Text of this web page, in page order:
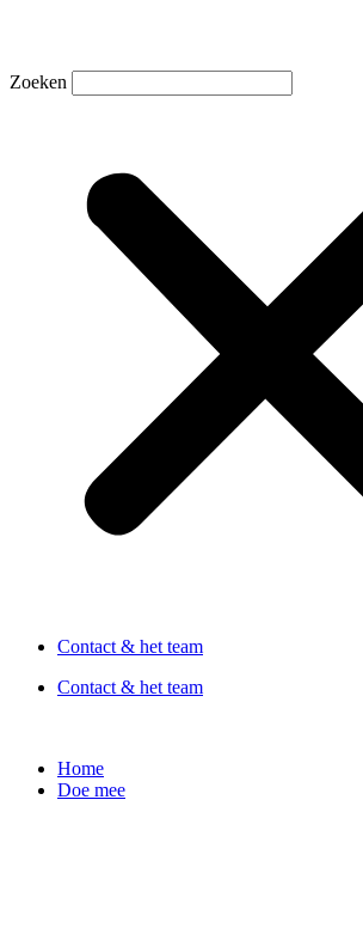
Zoeken
Contact & het team
Contact & het team
Home
Doe mee